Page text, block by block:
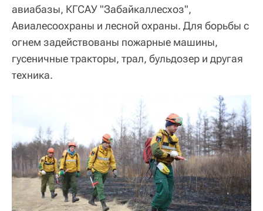
авиабазы, КГСАУ "Забайкаллесхоз",
Авиалесоохраны и лесной охраны. Для борьбы с
огнем задействованы пожарные машины,
гусеничные тракторы, трал, бульдозер и другая
техника.